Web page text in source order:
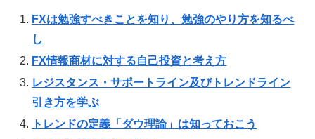
FXは勉強すべきことを知り、勉強のやり方を知るべ
し
FX情報商材に対する自己投資と考え方
レジスタンス・サポートライン及びトレンドライン
引き方を学ぶ
トレンドの定義「ダウ理論」は知っておこう